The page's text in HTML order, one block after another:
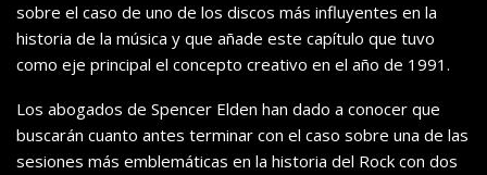
sobre el caso de uno de los discos más influyentes en la
historia de la música y que añade este capítulo que tuvo
como eje principal el concepto creativo en el año de 1991.
Los abogados de Spencer Elden han dado a conocer que
buscarán cuanto antes terminar con el caso sobre una de las
sesiones más emblemáticas en la historia del Rock con dos